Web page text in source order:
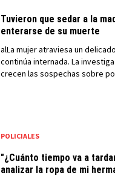
Tuvieron que sedar a la
enterarse de su muerte
alLa mujer atraviesa un
continúa internada. La
crecen las sospechas sobre
POLICIALES
"¿Cuánto tiempo va a
analizar la ropa de mi